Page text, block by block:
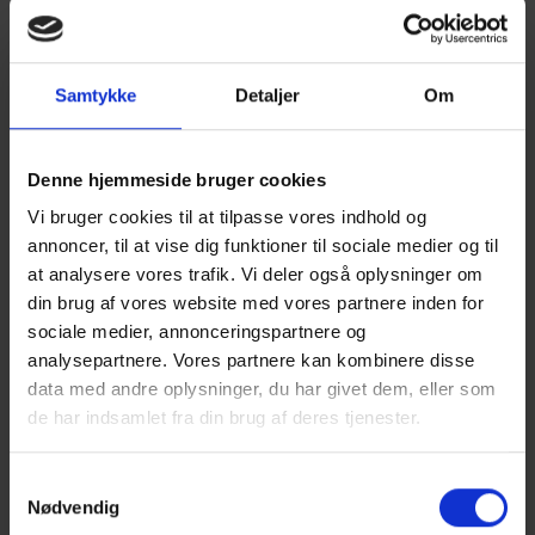
Samtykke Detaljer Om
Denne hjemmeside bruger cookies
Vi bruger cookies til at tilpasse vores indhold og
annoncer, til at vise dig funktioner til sociale medier og til
at analysere vores trafik. Vi deler også oplysninger om
din brug af vores website med vores partnere inden for
sociale medier, annonceringspartnere og
analysepartnere. Vores partnere kan kombinere disse
data med andre oplysninger, du har givet dem, eller som
de har indsamlet fra din brug af deres tjenester.
Nødvendig
Show larger version Show larger version
Show larger version Show larger version
Show larger version Show larger version